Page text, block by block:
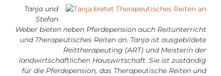
Tanja und
Stefan
Weber bieten neben Pferdepension auch Reitunterricht
und Therapeutisches Reiten an. Tanja ist ausgebildete
Reittherapeuting (ART) und Meisterin der
landwirtschaftlichen Hauswirtschaft. Sie ist zuständig
für die Pferdepension, das Therapeutische Reiten und